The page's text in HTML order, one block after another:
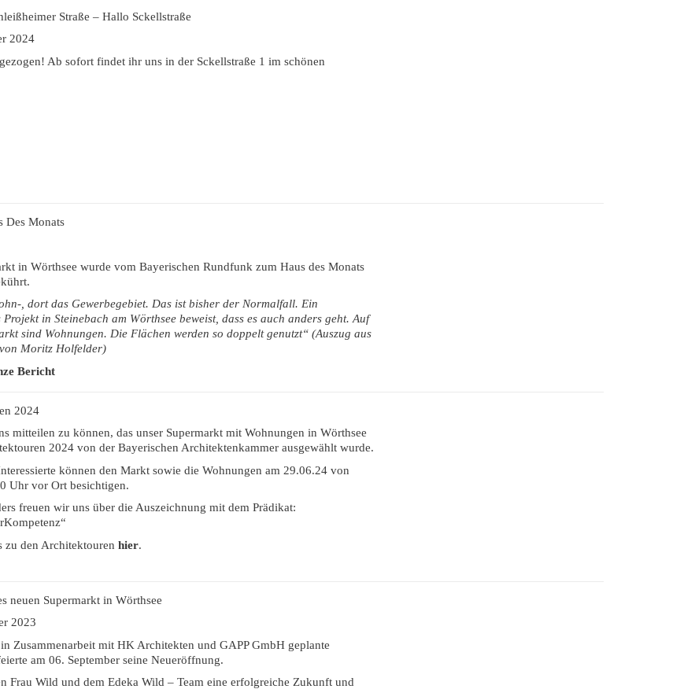
Straße – Hallo Sckellstraße
2024
Ab sofort findet ihr uns in der Sckellstraße 1 im schönen
Des Monats
in Wörthsee wurde vom Bayerischen Rundfunk zum Haus des Monats
, dort das Gewerbegebiet. Das ist bisher der Normalfall. Ein
in Steinebach am Wörthsee beweist, dass es auch anders geht. Auf
sind Wohnungen. Die Flächen werden so doppelt genutzt“ (Auszug aus
Moritz Holfelder)
Bericht
2024
mitteilen zu können, das unser Supermarkt mit Wohnungen in Wörthsee
2024 von der Bayerischen Architektenkammer ausgewählt wurde.
können den Markt sowie die Wohnungen am 29.06.24 von
Uhr vor Ort besichtigen.
freuen wir uns über die Auszeichnung mit dem Prädikat:
zu den Architektouren hier.
neuen Supermarkt in Wörthsee
2023
Zusammenarbeit mit HK Architekten und GAPP GmbH geplante
am 06. September seine Neueröffnung.
Frau Wild und dem Edeka Wild – Team eine erfolgreiche Zukunft und